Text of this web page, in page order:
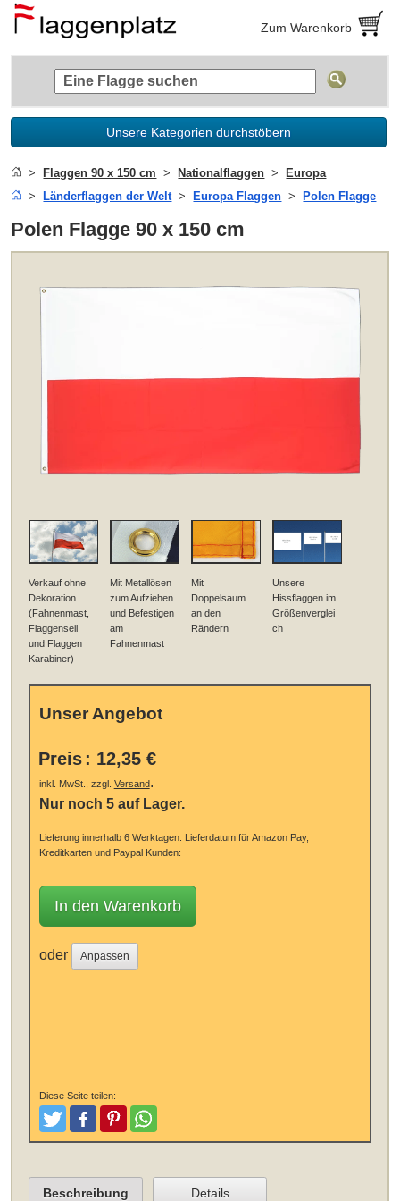
Zum Warenkorb
Unsere Kategorien durchstöbern
Flaggen 90 x 150 cm Nationalflaggen
Europa
Länderflaggen der Welt
Europa Flaggen Polen Flagge
Polen Flagge 90 x 150 cm
Verkauf ohne
Dekoration
(Fahnenmast,
Flaggenseil
und Flaggen
Karabiner)
Mit Metallösen
zum Aufziehen
und Befestigen
am
Fahnenmast
Mit
Doppelsaum
an den
Rändern
Unsere
Hissflaggen im
Größenverglei
ch
Unser Angebot
Preis : 12,35 €
inkl. MwSt., zzgl. Versand.
Nur noch 5 auf Lager.
Lieferung innerhalb 6 Werktagen. Lieferdatum für Amazon Pay,
Kreditkarten und Paypal Kunden:
In den Warenkorb
oder Anpassen
Diese Seite teilen:
TweetenPostenPinterestTeilen
Beschreibung Details